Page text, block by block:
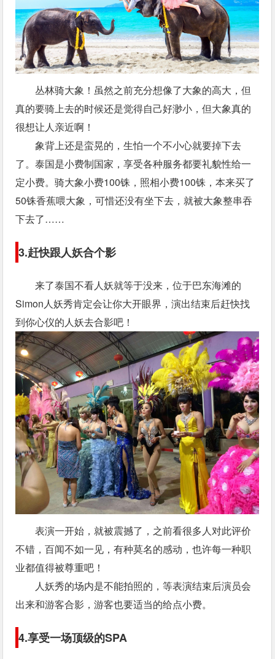
丛林骑大象！虽然之前充分想像了大象的高大，但
真的要骑上去的时候还是觉得自己好渺小，但大象真的
很想让人亲近啊！
象背上还是蛮晃的，生怕一个不小心就要掉下去
了。泰国是小费制国家，享受各种服务都要礼貌性给一
定小费。骑大象小费100铢，照相小费100铢，本来买了
50铢香蕉喂大象，可惜还没有坐下去，就被大象整串吞
下去了……
3.赶快跟人妖合个影
来了泰国不看人妖就等于没来，位于巴东海滩的
Simon人妖秀肯定会让你大开眼界，演出结束后赶快找
到你心仪的人妖去合影吧！
表演一开始，就被震撼了，之前看很多人对此评价
不错，百闻不如一见，有种莫名的感动，也许每一种职
业都值得被尊重吧！
人妖秀的场内是不能拍照的，等表演结束后演员会
出来和游客合影，游客也要适当的给点小费。
4.享受一场顶级的SPA